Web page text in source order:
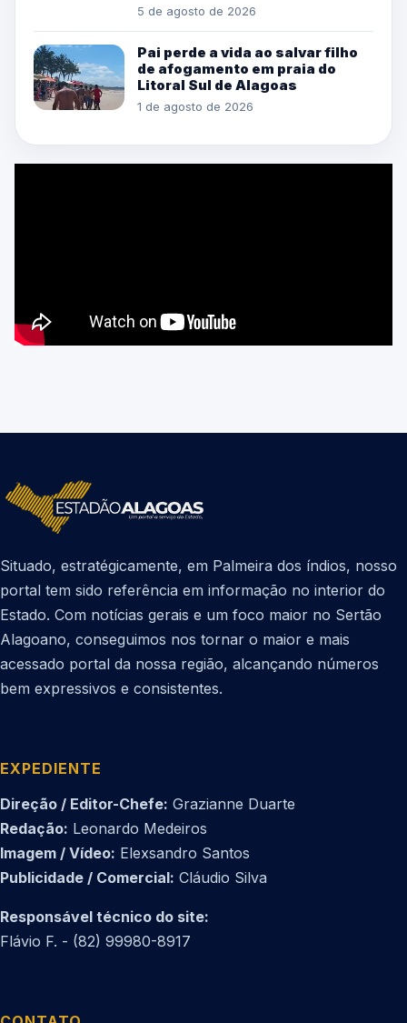
5 de agosto de 2026
Pai perde a vida ao salvar filho
de afogamento em praia do
Litoral Sul de Alagoas
1 de agosto de 2026
Situado, estratégicamente, em Palmeira dos índios, nosso
portal tem sido referência em informação no interior do
Estado. Com notícias gerais e um foco maior no Sertão
Alagoano, conseguimos nos tornar o maior e mais
acessado portal da nossa região, alcançando números
bem expressivos e consistentes.
EXPEDIENTE
Direção / Editor-Chefe: Grazianne Duarte
Redação: Leonardo Medeiros
Imagem / Vídeo: Elexsandro Santos
Publicidade / Comercial: Cláudio Silva
Responsável técnico do site:
Flávio F. - (82) 99980-8917